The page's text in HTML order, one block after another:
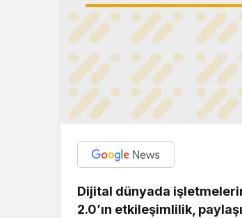
Dijital dünyada
2.0’ın etkileşimlilik,